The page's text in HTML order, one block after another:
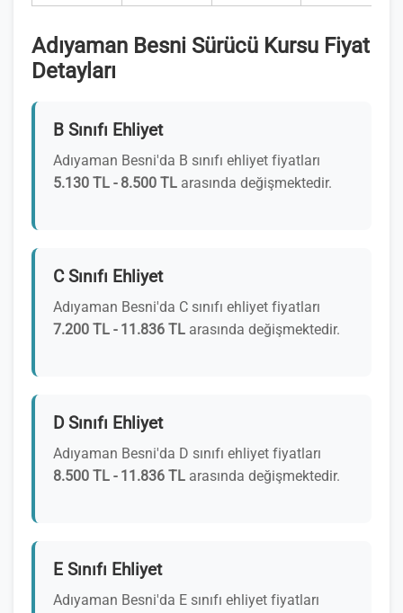
Adıyaman Besni Sürücü Kursu Fiyat
Detayları
B Sınıfı Ehliyet
Adıyaman Besni'da B sınıfı ehliyet fiyatları
5.130 TL - 8.500 TL arasında değişmektedir.
C Sınıfı Ehliyet
Adıyaman Besni'da C sınıfı ehliyet fiyatları
7.200 TL - 11.836 TL arasında değişmektedir.
D Sınıfı Ehliyet
Adıyaman Besni'da D sınıfı ehliyet fiyatları
8.500 TL - 11.836 TL arasında değişmektedir.
E Sınıfı Ehliyet
Adıyaman Besni'da E sınıfı ehliyet fiyatları